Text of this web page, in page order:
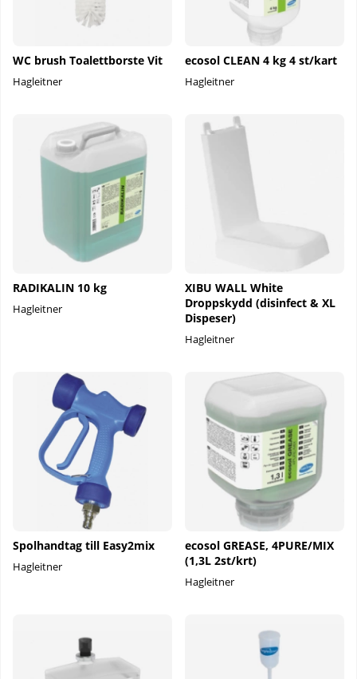
WC brush Toalettborste Vit
Hagleitner
ecosol CLEAN 4 kg 4 st/kart
Hagleitner
RADIKALIN 10 kg
Hagleitner
XIBU WALL White
Droppskydd (disinfect & XL
Dispeser)
Hagleitner
Spolhandtag till Easy2mix
Hagleitner
ecosol GREASE, 4PURE/MIX
(1,3L 2st/krt)
Hagleitner